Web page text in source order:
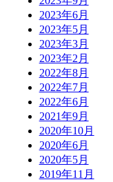
2023年6月
2023年5月
2023年3月
2023年2月
2022年8月
2022年7月
2022年6月
2021年9月
2020年10月
2020年6月
2020年5月
2019年11月